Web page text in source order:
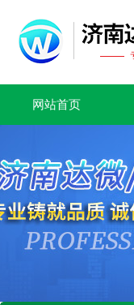
网站首页